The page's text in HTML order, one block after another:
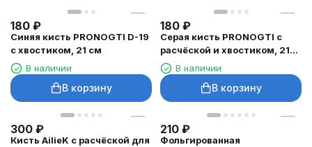
180 ₽
Синяя кисть PRONOGTI D-19
с хвостиком, 21 см
В наличии
В корзину
180 ₽
Серая кисть PRONOGTI с
расчёской и хвостиком, 21
см В наличии
В корзину
300 ₽
Кисть AilieK с расчёской для
210 ₽
Фольгированная